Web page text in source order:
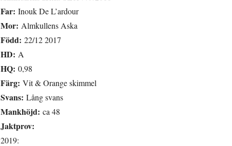
Far: Inouk De L’ardour
Mor: Almkullens Aska
Född: 22/12 2017
HD: A
HQ: 0,98
Färg: Vit & Orange skimmel
Svans: Lång svans
Mankhöjd: ca 48
Jaktprov:
2019: